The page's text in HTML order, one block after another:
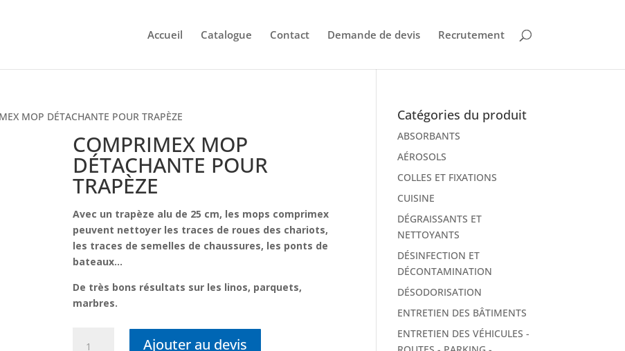
Accueil Catalogue Contact Demande de devis Recrutement
MOP DÉTACHANTE POUR TRAPÈZE
COMPRIMEX MOP
DÉTACHANTE POUR
TRAPÈZE
Avec un trapèze alu de 25 cm, les mops comprimex
peuvent nettoyer les traces de roues des chariots,
les traces de semelles de chaussures, les ponts de
bateaux…
De très bons résultats sur les linos, parquets,
marbres.
Ajouter au devis
Catégories du produit
ABSORBANTS
AÉROSOLS
COLLES ET FIXATIONS
CUISINE
DÉGRAISSANTS ET
NETTOYANTS
DÉSINFECTION ET
DÉCONTAMINATION
DÉSODORISATION
ENTRETIEN DES BÂTIMENTS
ENTRETIEN DES VÉHICULES -